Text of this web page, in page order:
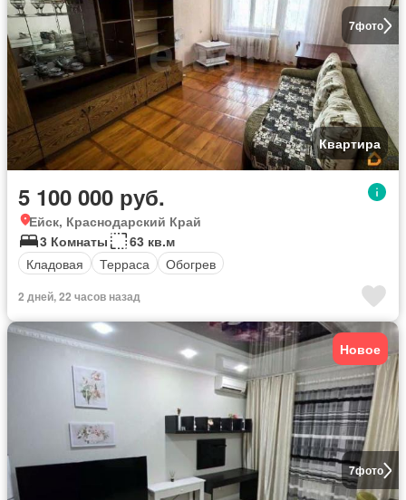
7фото
Квартира
5 100 000 руб.
Ейск, Краснодарский Край
3 Комнаты
63 кв.м
Кладовая
Терраса Обогрев
2 дней, 22 часов назад
7фото
Новое